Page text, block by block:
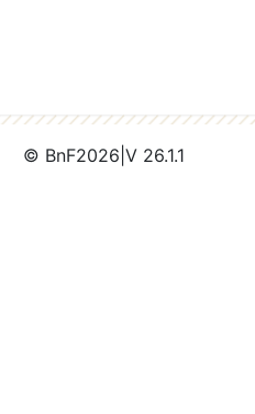
© BnF2026 V 26.1.1